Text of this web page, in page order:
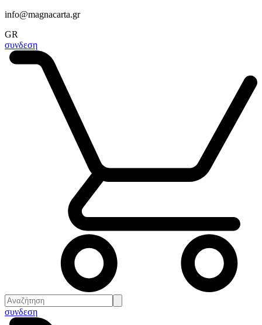
info@magnacarta.gr
GR
συνδεση
συνδεση